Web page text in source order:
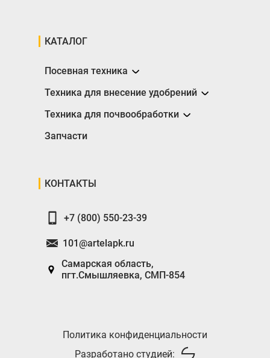
КАТАЛОГ
Посевная техника
Сеялки
Техника для внесение удобрений
Разбрасыватели
Техника для почвообработки
Борона
Плуги
Запчасти
КОНТАКТЫ
+7 (800) 550-23-39
101@artelapk.ru
Самарская область,
пгт.Смышляевка, СМП-854
Политика конфиденциальности
Разработано студией: